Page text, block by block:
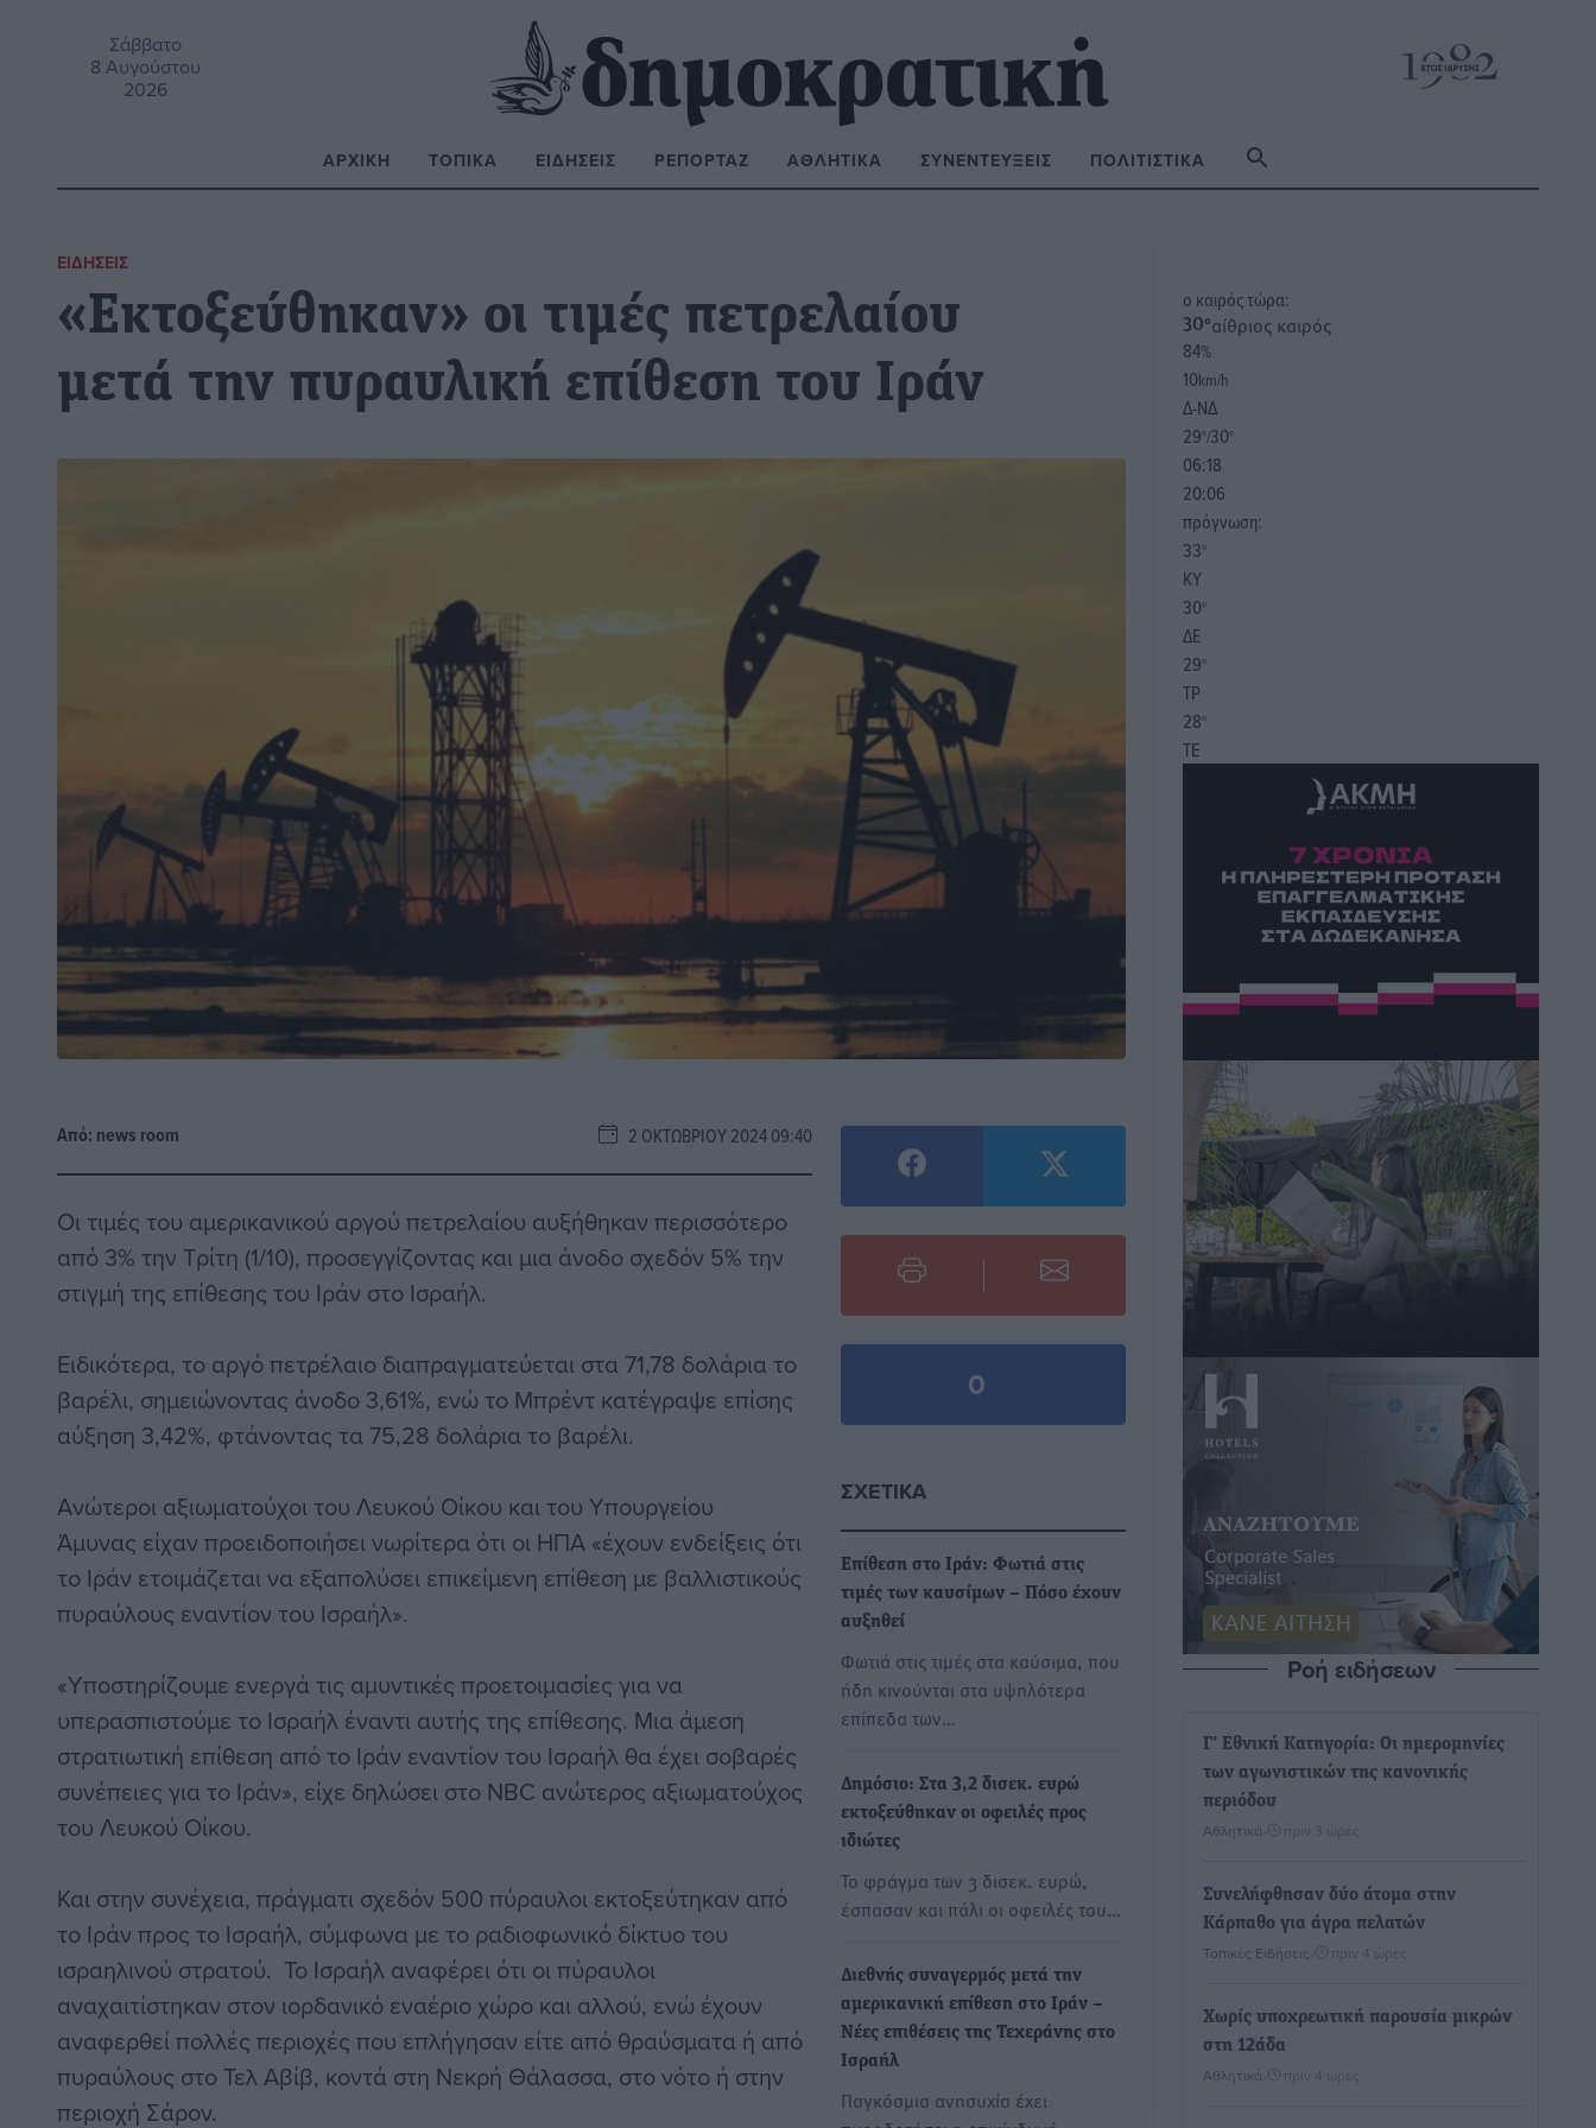
Σάββατο
8 Αυγούστου
2026
ΑΡΧΙΚΉ ΤΟΠΙΚΆ ΕΙΔΉΣΕΙΣ ΡΕΠΟΡΤΆΖ ΑΘΛΗΤΙΚΆ ΣΥΝΕΝΤΕΎΞΕΙΣ ΠΟΛΙΤΙΣΤΙΚΆ
ΕΙΔΉΣΕΙΣ
«Εκτοξεύθηκαν» οι τιμές πετρελαίου
μετά την πυραυλική επίθεση του Ιράν
Από: news room 2 ΟΚΤΩΒΡΊΟΥ 2024 09:40
Οι τιμές του αμερικανικού αργού πετρελαίου αυξήθηκαν περισσότερο
από 3% την Τρίτη (1/10), προσεγγίζοντας και μια άνοδο σχεδόν 5% την
στιγμή της επίθεσης του Ιράν στο Ισραήλ.
Ειδικότερα, το αργό πετρέλαιο διαπραγματεύεται στα 71,78 δολάρια το
βαρέλι, σημειώνοντας άνοδο 3,61%, ενώ το Μπρέντ κατέγραψε επίσης
αύξηση 3,42%, φτάνοντας τα 75,28 δολάρια το βαρέλι.
Ανώτεροι αξιωματούχοι του Λευκού Οίκου και του Υπουργείου
Άμυνας είχαν προειδοποιήσει νωρίτερα ότι οι ΗΠΑ «έχουν ενδείξεις ότι
το Ιράν ετοιμάζεται να εξαπολύσει επικείμενη επίθεση με βαλλιστικούς
πυραύλους εναντίον του Ισραήλ».
«Υποστηρίζουμε ενεργά τις αμυντικές προετοιμασίες για να
υπερασπιστούμε το Ισραήλ έναντι αυτής της επίθεσης. Μια άμεση
στρατιωτική επίθεση από το Ιράν εναντίον του Ισραήλ θα έχει σοβαρές
συνέπειες για το Ιράν», είχε δηλώσει στο NBC ανώτερος αξιωματούχος
του Λευκού Οίκου.
Και στην συνέχεια, πράγματι σχεδόν 500 πύραυλοι εκτοξεύτηκαν από
το Ιράν προς το Ισραήλ, σύμφωνα με το ραδιοφωνικό δίκτυο του
ισραηλινού στρατού. Το Ισραήλ αναφέρει ότι οι πύραυλοι
αναχαιτίστηκαν στον ιορδανικό εναέριο χώρο και αλλού, ενώ έχουν
αναφερθεί πολλές περιοχές που επλήγησαν είτε από θραύσματα ή από
πυραύλους στο Τελ Αβίβ, κοντά στη Νεκρή Θάλασσα, στο νότο ή στην
περιοχή Σάρον.
0
ΣΧΕΤΙΚΆ
Επίθεση στο Ιράν: Φωτιά στις
τιμές των καυσίμων – Πόσο έχουν
αυξηθεί
Φωτιά στις τιμές στα καύσιμα, που
ήδη κινούνται στα υψηλότερα
επίπεδα των…
Δημόσιο: Στα 3,2 δισεκ. ευρώ
εκτοξεύθηκαν οι οφειλές προς
ιδιώτες
Το φράγμα των 3 δισεκ. ευρώ,
έσπασαν και πάλι οι οφειλές του…
Διεθνής συναγερμός μετά την
αμερικανική επίθεση στο Ιράν –
Νέες επιθέσεις της Τεχεράνης στο
Ισραήλ
Παγκόσμια ανησυχία έχει
o καιρός τώρα:
30°αίθριος καιρός
84%
10km/h
Δ-ΝΔ
29°/30°
06:18
20:06
πρόγνωση:
33°
ΚΥ
30°
ΔΕ
29°
ΤΡ
28°
ΤΕ
Ροή ειδήσεων
Γ’ Εθνική Κατηγορία: Οι ημερομηνίες
των αγωνιστικών της κανονικής
περιόδου
Αθλητικά πριν 3 ώρες
Συνελήφθησαν δύο άτομα στην
Κάρπαθο για άγρα πελατών
Τοπικές Ειδήσεις πριν 4 ώρες
Χωρίς υποχρεωτική παρουσία μικρών
στη 12άδα
Αθλητικά πριν 4 ώρες